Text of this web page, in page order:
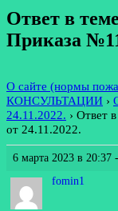
Ответ в
Приказа
О сайте (нормы
КОНСУЛЬТАЦИИ ›
24.11.2022. › Ответ
от 24.11.2022.
6 марта 2023 в 20:37
fomin1